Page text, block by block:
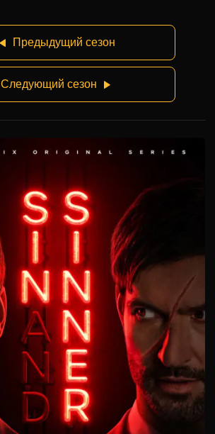
Предыдущий сезон
Следующий сезон